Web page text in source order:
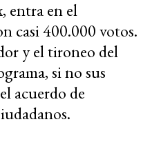
entra en el
casi 400.000 votos.
y el tironeo del
si no sus
acuerdo de